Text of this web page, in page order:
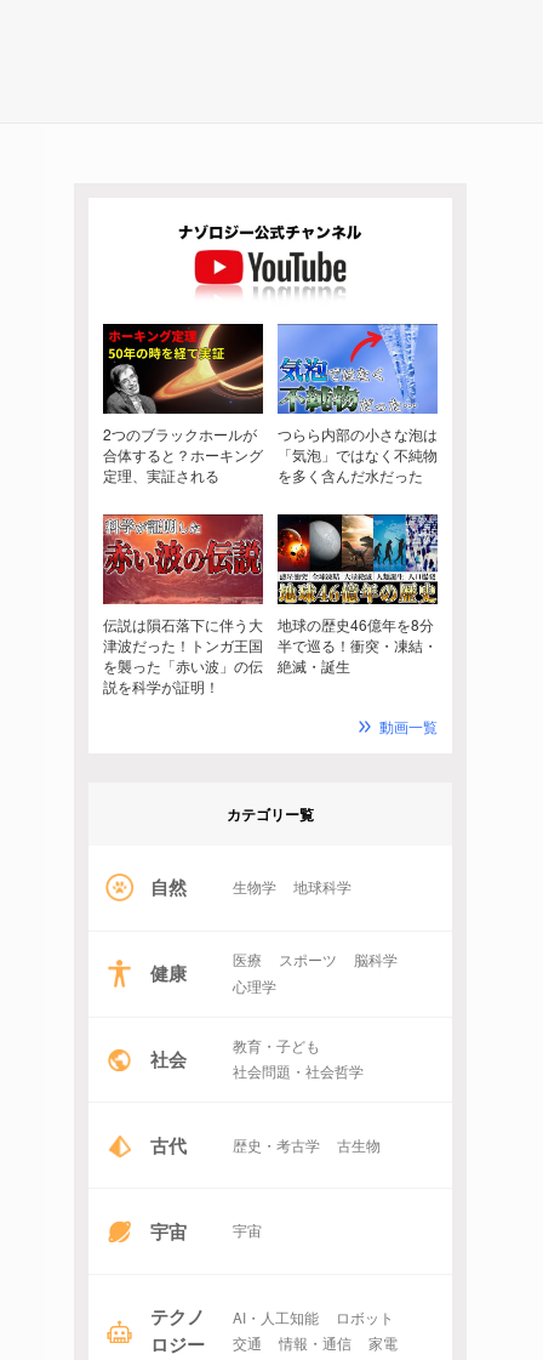
2つのブラックホールが
合体すると？ホーキング
定理、実証される
つらら内部の小さな泡は
「気泡」ではなく不純物
を多く含んだ水だった
伝説は隕石落下に伴う大
津波だった！トンガ王国
を襲った「赤い波」の伝
説を科学が証明！
地球の歴史46億年を8分
半で巡る！衝突・凍結・
絶滅・誕生
動画一覧
カテゴリー覧
自然 生物学 地球科学
健康 医療 スポーツ
脳科学
心理学
社会
教育・子ども
社会問題・社会哲学
古代 歴史・考古学 古生物
宇宙 宇宙
テクノ
ロジー
AI・人工知能
ロボット
交通
情報・通信 家電